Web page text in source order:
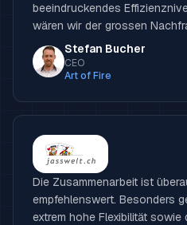
beeindruckendes
wären wir der grossen
Stefan Bucher
CEO
Art of Fire
Die Zusammenarbeit ist
empfehlenswert. Besonders
extrem hohe Flexibilität sowie